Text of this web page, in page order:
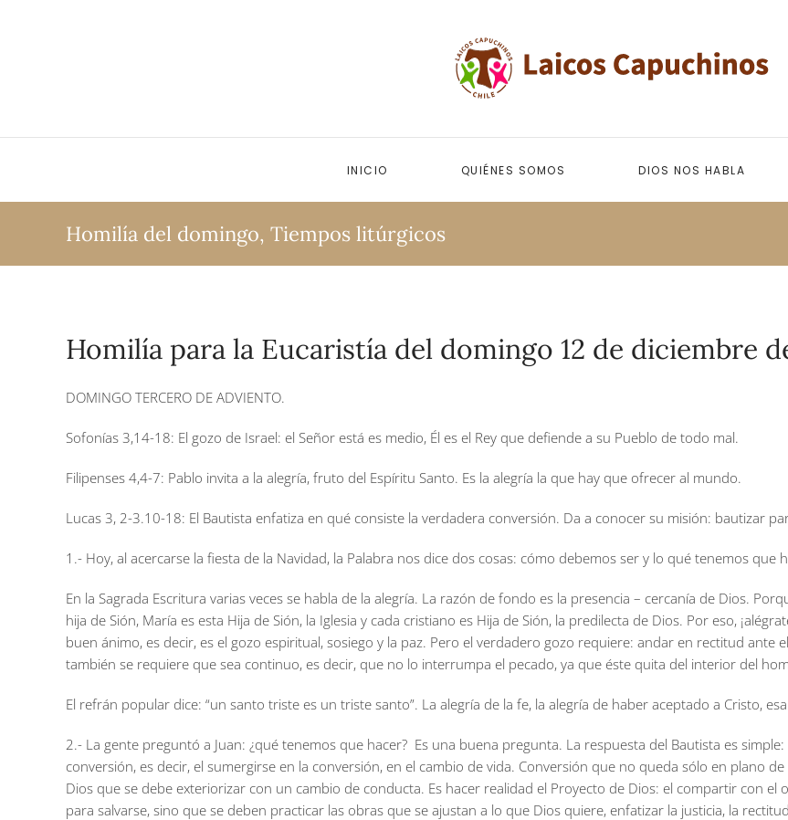
INICIO QUIÉNES SOMOS DIOS NOS HABLA
Homilía del domingo, Tiempos litúrgicos
Homilía para la Eucaristía del domingo 12 de diciembre
DOMINGO TERCERO DE ADVIENTO.
Sofonías 3,14-18: El gozo de Israel: el Señor está es medio, Él es el Rey que defiende a su Pueblo de todo mal.
Filipenses 4,4-7: Pablo invita a la alegría, fruto del Espíritu Santo. Es la alegría la que hay que ofrecer al mundo.
Lucas 3, 2-3.10-18: El Bautista enfatiza en qué consiste la verdadera conversión. Da a conocer su misión: bautizar
1.- Hoy, al acercarse la fiesta de la Navidad, la Palabra nos dice dos cosas: cómo debemos ser y lo qué tenemos que
En la Sagrada Escritura varias veces se habla de la alegría. La razón de fondo es la presencia – cercanía de Dios.
hija de Sión, María es esta Hija de Sión, la Iglesia y cada cristiano es Hija de Sión, la predilecta de Dios. Por eso,
buen ánimo, es decir, es el gozo espiritual, sosiego y la paz. Pero el verdadero gozo requiere: andar en rectitud ante
también se requiere que sea continuo, es decir, que no lo interrumpa el pecado, ya que éste quita del interior del
El refrán popular dice: “un santo triste es un triste santo”. La alegría de la fe, la alegría de haber aceptado a Cristo,
2.- La gente preguntó a Juan: ¿qué tenemos que hacer? Es una buena pregunta. La respuesta del Bautista es
conversión, es decir, el sumergirse en la conversión, en el cambio de vida. Conversión que no queda sólo en plano
Dios que se debe exteriorizar con un cambio de conducta. Es hacer realidad el Proyecto de Dios: el compartir con
para salvarse, sino que se deben practicar las obras que se ajustan a lo que Dios quiere, enfatizar la justicia, la